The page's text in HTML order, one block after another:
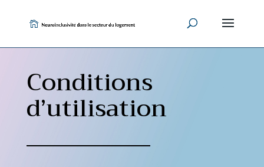
content
Conditions
d’utilisation